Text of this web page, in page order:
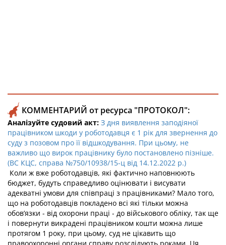
КОММЕНТАРИЙ от ресурса "ПРОТОКОЛ":
Аналізуйте судовий акт: З дня виявлення заподіяної
працівником шкоди у роботодавця є 1 рік для звернення до
суду з позовом про її відшкодування. При цьому, не
важливо що вирок працівнику було постановлено пізніше.
(ВС КЦС, справа №750/10938/15-ц від 14.12.2022 р.)
Коли ж вже роботодавців, які фактично наповнюють
бюджет, будуть справедливо оцінювати і висувати
адекватні умови для співпраці з працівниками? Мало того,
що на роботодавців покладено всі які тільки можна
обов’язки - від охорони праці - до військового обліку, так ще
і повернути викрадені працівником кошти можна лише
протягом 1 року, при цьому, суд не цікавить що